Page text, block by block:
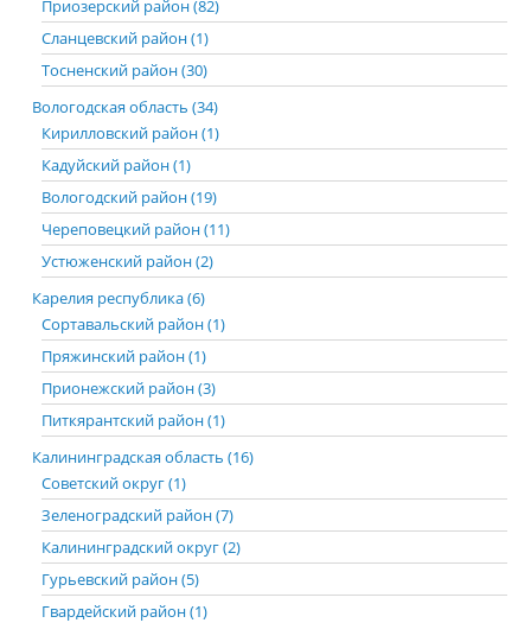
Приозерский район (82)
Сланцевский район (1)
Тосненский район (30)
Вологодская область (34)
Кирилловский район (1)
Кадуйский район (1)
Вологодский район (19)
Череповецкий район (11)
Устюженский район (2)
Карелия республика (6)
Сортавальский район (1)
Пряжинский район (1)
Прионежский район (3)
Питкярантский район (1)
Калининградская область (16)
Советский округ (1)
Зеленоградский район (7)
Калининградский округ (2)
Гурьевский район (5)
Гвардейский район (1)